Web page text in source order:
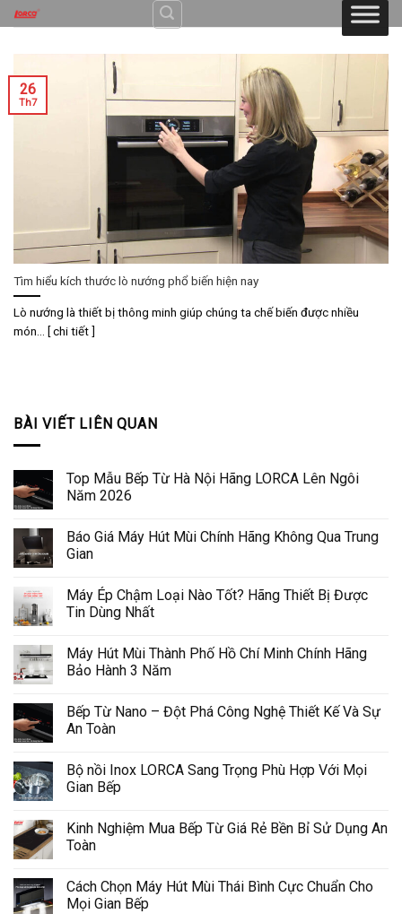
Skip
to
content
Tìm hiểu kích thước lò nướng phổ biến hiện nay
Lò nướng là thiết bị thông minh giúp chúng ta chế biến được nhiều
món... [ chi tiết ]
26
Th7
BÀI VIẾT LIÊN QUAN
Top Mẫu Bếp Từ Hà Nội Hãng LORCA Lên Ngôi
Năm 2026
Báo Giá Máy Hút Mùi Chính Hãng Không Qua Trung
Gian
Máy Ép Chậm Loại Nào Tốt? Hãng Thiết Bị Được
Tin Dùng Nhất
Máy Hút Mùi Thành Phố Hồ Chí Minh Chính Hãng
Bảo Hành 3 Năm
Bếp Từ Nano – Đột Phá Công Nghệ Thiết Kế Và Sự
An Toàn
Bộ nồi Inox LORCA Sang Trọng Phù Hợp Với Mọi
Gian Bếp
Kinh Nghiệm Mua Bếp Từ Giá Rẻ Bền Bỉ Sử Dụng An
Toàn
Cách Chọn Máy Hút Mùi Thái Bình Cực Chuẩn Cho
Mọi Gian Bếp